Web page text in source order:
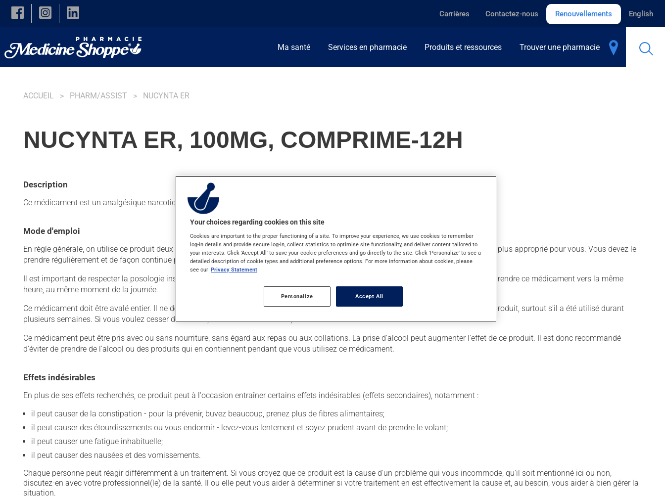
Skip to main content
Carrières Contactez-nous Renouvellements English
Ma santé Services en pharmacie Produits et ressources Trouver une pharmacie
ACCUEIL PHARM/ASSIST NUCYNTA ER
NUCYNTA ER, 100MG, COMPRIME-12H
Description
Ce médicament est un analgésique narcotique. Habituellement, on l'utilise pour la douleur. On peut sentir son action en quelques heures.
Mode d'emploi
En règle générale, on utilise ce produit deux fois par jour. Il est possible que votre pharmacien vous ait indiqué un horaire différent qui est plus approprié pour vous. Vous devez le
prendre régulièrement et de façon continue pour maintenir ses effets bénéfiques.
Il est important de respecter la posologie inscrite sur l'étiquette. N'en utilisez pas plus, ni plus souvent qu'indiqué. Vous devriez toujours prendre ce médicament vers la même
heure, au même moment de la journée.
Ce médicament doit être avalé entier. Il ne doit pas être coupé, croqué ou écrasé. Il est déconseillé de cesser brusquement de prendre ce produit, surtout s'il a été utilisé durant
plusieurs semaines. Si vous voulez cesser de l'utiliser, discutez-en avec votre pharmacien.
Ce médicament peut être pris avec ou sans nourriture, sans égard aux repas ou aux collations. La prise d'alcool peut augmenter l'effet de ce produit. Il est donc recommandé
d'éviter de prendre de l'alcool ou des produits qui en contiennent pendant que vous utilisez ce médicament.
Effets indésirables
En plus de ses effets recherchés, ce produit peut à l'occasion entraîner certains effets indésirables (effets secondaires), notamment :
il peut causer de la constipation - pour la prévenir, buvez beaucoup, prenez plus de fibres alimentaires;
il peut causer des étourdissements ou vous endormir - levez-vous lentement et soyez prudent avant de prendre le volant;
il peut causer une fatigue inhabituelle;
il peut causer des nausées et des vomissements.
Chaque personne peut réagir différemment à un traitement. Si vous croyez que ce produit est la cause d'un problème qui vous incommode, qu'il soit mentionné ici ou non,
discutez-en avec votre professionnel(le) de la santé. Il ou elle peut vous aider à déterminer si votre traitement en est effectivement la cause et, au besoin, vous aider à bien gérer la
situation.
Your choices regarding cookies on this site
Cookies are important to the proper functioning of a site. To improve your experience, we use cookies to remember
log-in details and provide secure log-in, collect statistics to optimise site functionality, and deliver content tailored to
your interests. Click 'Accept All' to save your cookie preferences and go directly to the site. Click 'Personalize' to see a
detailed description of cookie types and additional preference options. For more information about cookies, please
see our Privacy Statement
Personalize Accept All